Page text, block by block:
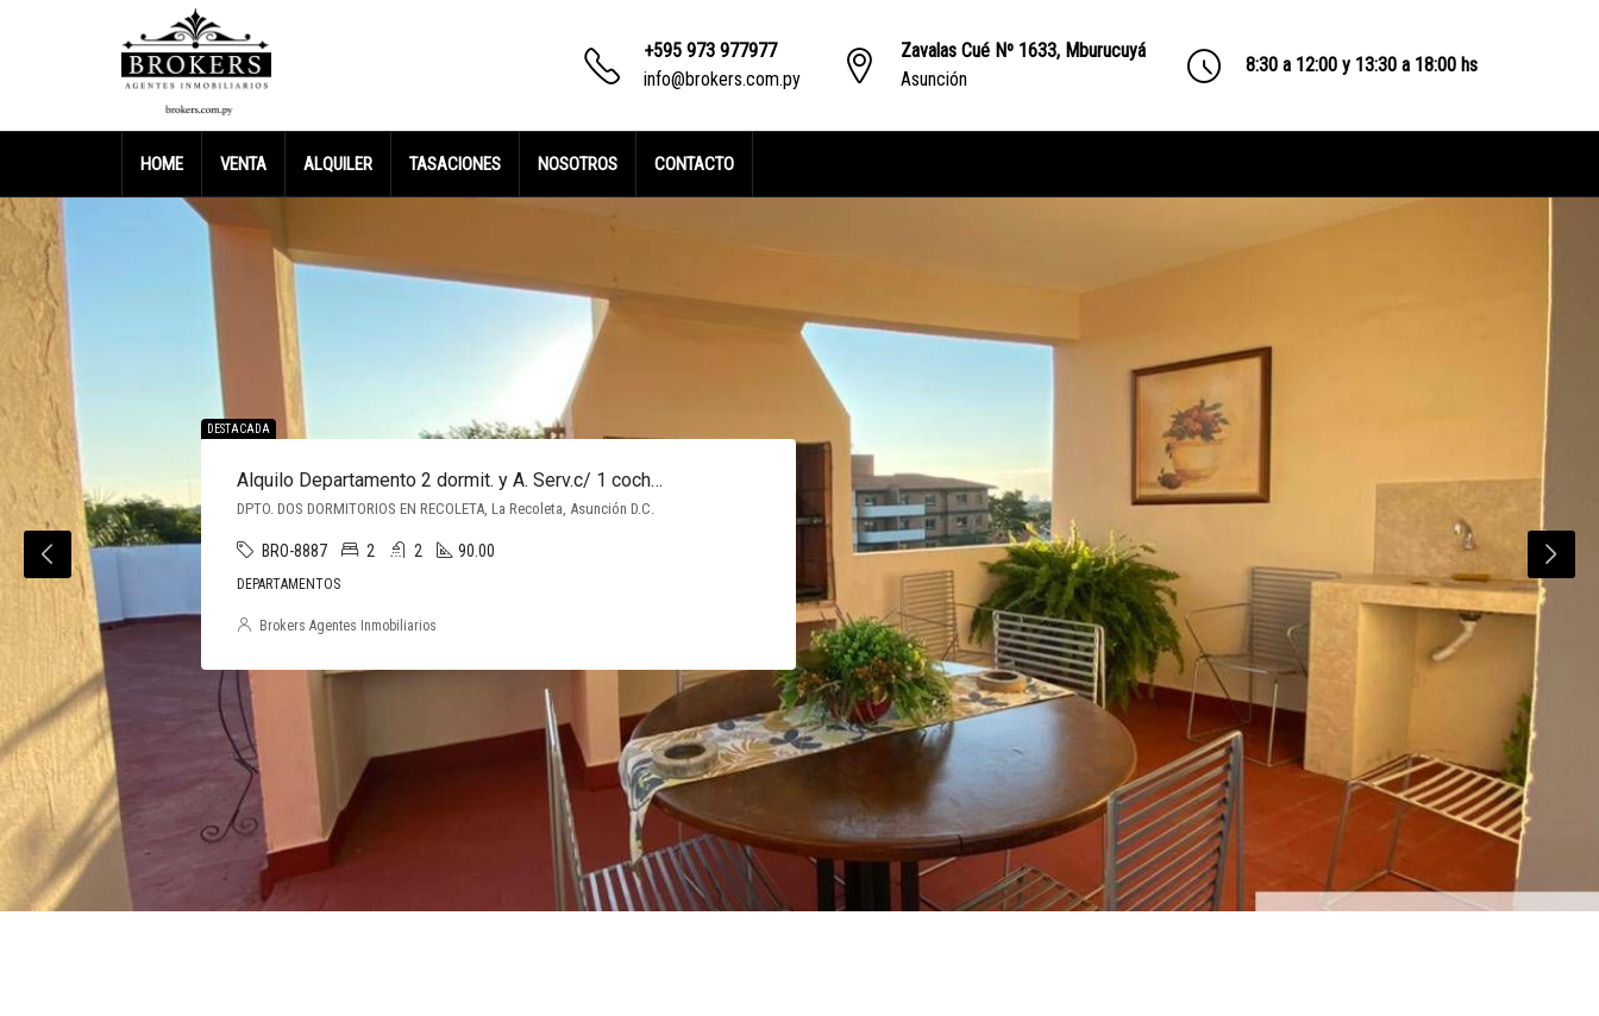
+595 973 977977
info@brokers.com.py
Zavalas Cué Nº 1633, Mburucuyá
Asunción
8:30 a 12:00 y 13:30 a 18:00 hs
HOME VENTA ALQUILER TASACIONES NOSOTROS CONTACTO
DESTACADA
Alquillo Dpto. Semiamoblado 1 dormit. en Luis A. de Herrera
BRO-8829 1 1 53.00
DEPARTAMENTOS
Brokers Agentes Inmobiliarios